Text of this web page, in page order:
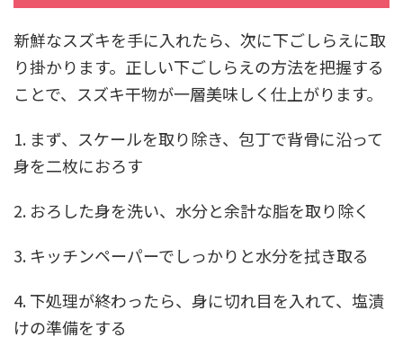
新鮮なスズキを手に入れたら、次に下ごしらえに取
り掛かります。正しい下ごしらえの方法を把握する
ことで、スズキ干物が一層美味しく仕上がります。
1. まず、スケールを取り除き、包丁で背骨に沿って
身を二枚におろす
2. おろした身を洗い、水分と余計な脂を取り除く
3. キッチンペーパーでしっかりと水分を拭き取る
4. 下処理が終わったら、身に切れ目を入れて、塩漬
けの準備をする